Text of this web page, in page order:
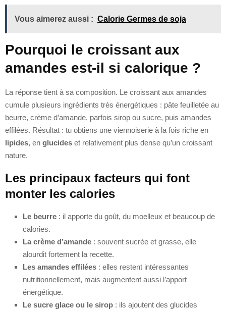
Vous aimerez aussi : Calorie Germes de soja
Pourquoi le croissant aux
amandes est-il si calorique ?
La réponse tient à sa composition. Le croissant aux amandes
cumule plusieurs ingrédients très énergétiques : pâte feuilletée au
beurre, crème d’amande, parfois sirop ou sucre, puis amandes
effilées. Résultat : tu obtiens une viennoiserie à la fois riche en
lipides, en glucides et relativement plus dense qu’un croissant
nature.
Les principaux facteurs qui font
monter les calories
Le beurre : il apporte du goût, du moelleux et beaucoup de
calories.
La crème d’amande : souvent sucrée et grasse, elle
alourdit fortement la recette.
Les amandes effilées : elles restent intéressantes
nutritionnellement, mais augmentent aussi l’apport
énergétique.
Le sucre glace ou le sirop : ils ajoutent des glucides